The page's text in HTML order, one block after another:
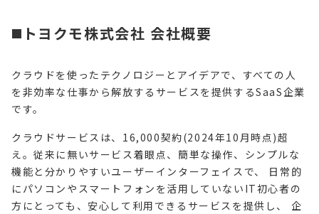
◼️トヨクモ株式会社 会社概要
クラウドを使ったテクノロジーとアイデアで、すべての人
を非効率な仕事から解放するサービスを提供するSaaS企業
です。
クラウドサービスは、16,000契約(2024年10月時点)超
え。従来に無いサービス着眼点、簡単な操作、シンプルな
機能と分かりやすいユーザーインターフェイスで、 日常的
にパソコンやスマートフォンを活用していないIT初心者の
方にとっても、安心して利用できるサービスを提供し、 企